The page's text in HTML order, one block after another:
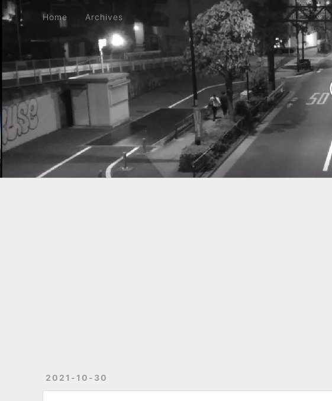
Home Archives
2021-10-30
Home